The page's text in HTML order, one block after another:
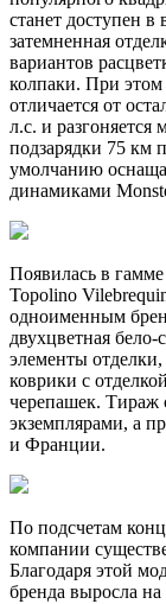
станет доступен
затемненная
вариантов
колпаки. При этом
отличается от
л.с. и разгоняется
подзарядки 75 км
умолчанию
динамиками
Появилась в
Topolino
одноименным
двухцветная
элементы
коврики с
черепашек. Тираж
экземплярами, а
и Франции.
По подсчетам
компании
Благодаря этой
бренда выросла на